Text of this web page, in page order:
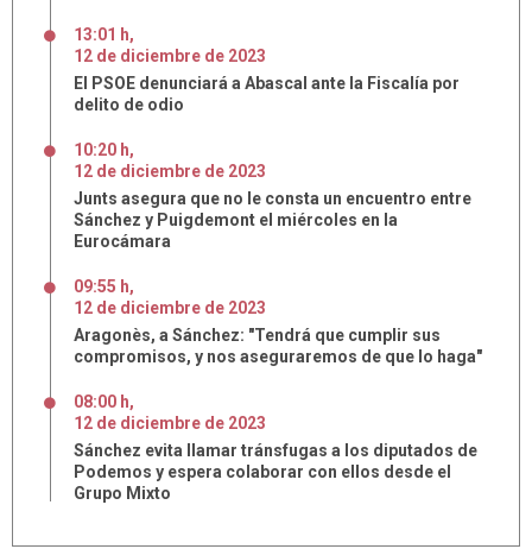
13:01 h,
12 de diciembre de 2023
El PSOE denunciará a Abascal ante la Fiscalía por
delito de odio
10:20 h,
12 de diciembre de 2023
Junts asegura que no le consta un encuentro entre
Sánchez y Puigdemont el miércoles en la
Eurocámara
09:55 h,
12 de diciembre de 2023
Aragonès, a Sánchez: "Tendrá que cumplir sus
compromisos, y nos aseguraremos de que lo haga"
08:00 h,
12 de diciembre de 2023
Sánchez evita llamar tránsfugas a los diputados de
Podemos y espera colaborar con ellos desde el
Grupo Mixto